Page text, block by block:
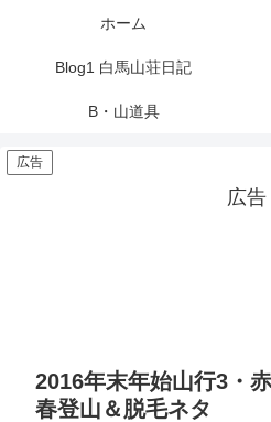
ホーム
Blog1 白馬山荘日記
B・山道具
広告
広告
2016年末年始山行3・
春登山＆脱毛ネタ